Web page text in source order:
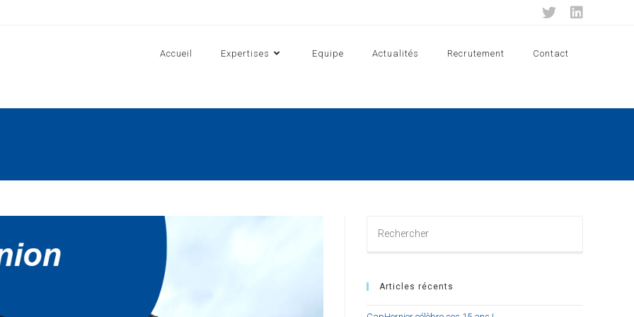
Accueil Expertises Equipe Actualités Recrutement Contact
sur
Articles récents